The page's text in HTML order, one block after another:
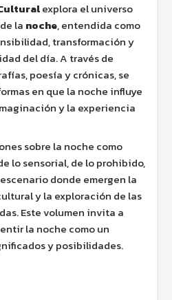
explora el universo
la noche, entendida como
transformación y
del día. A través de
poesía y crónicas, se
en que la noche influye
y la experiencia
sobre la noche como
lo sensorial, de lo prohibido,
donde emergen la
y la exploración de las
Este volumen invita a
la noche como un
y posibilidades.